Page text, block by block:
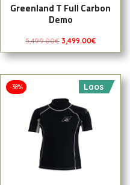
Greenland T Full Carbon
Demo
5,499.00€ 3,499.00€
-38% Laos